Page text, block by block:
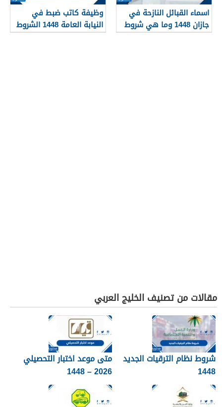
اسماء القبائل النازحة في
جازان 1448 وما هي شروط
تجنيسها
وظيفة كاتب ضبط في
النيابة العامة 1448 الشروط
وطريقة التقديم
مقالات من تصنيف الخليج العربي
شروط نظام الترقيات الجديد
1448
متى موعد اختبار التحصيلي
2026 – 1448